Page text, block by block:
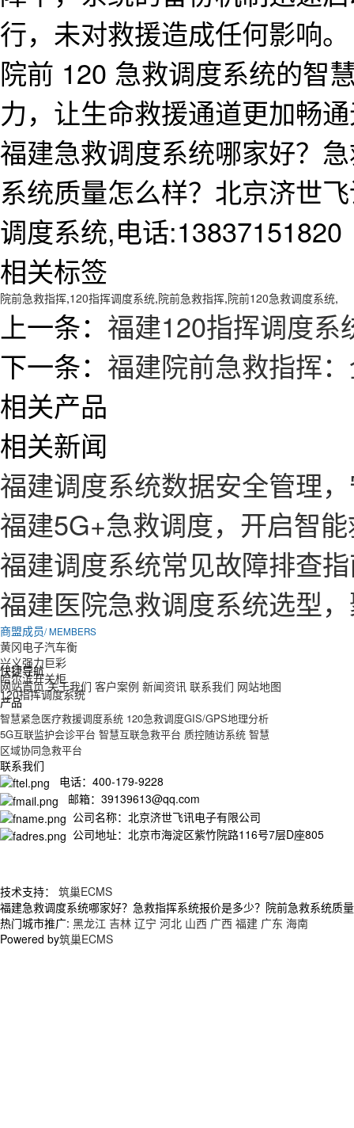
行，未对救援造成任何影响。
院前 120 急救调度系统的智
力，让生命救援通道更加畅
福建急救调度系统哪家好？
系统质量怎么样？北京济世
调度系统,电话:13837151820
相关标签
院前急救指挥,120指挥调度系统,院前急救指挥,院前120急救调度系统,
上一条： 福建120指挥调度系
下一条： 福建院前急救指挥
相关产品
相关新闻
福建调度系统数据安全管理
福建5G+急救调度，开启智
福建调度系统常见故障排查
福建医院急救调度系统选型
商盟成员/ MEMBERS
黄冈电子汽车衡
兴义强力巨彩
哈尔滨开关柜
120指挥调度系统
快捷导航
网站首页 关于我们 客户案例 新闻资讯 联系我们 网站地图
产品
智慧紧急医疗救援调度系统 120急救调度GIS/GPS地理分析
5G互联监护会诊平台 智慧互联急救平台 质控随访系统 智慧
区域协同急救平台
联系我们
电话：400-179-9228
邮箱：39139613@qq.com
公司名称：北京济世飞讯电子有限公司
公司地址：北京市海淀区紫竹院路116号7层D座805
技术支持： 筑巢ECMS
福建急救调度系统哪家好？急救指挥系统报价是多少？院前急救系统
热门城市推广: 黑龙江 吉林 辽宁 河北 山西 广西 福建 广东 海南
Powered by筑巢ECMS